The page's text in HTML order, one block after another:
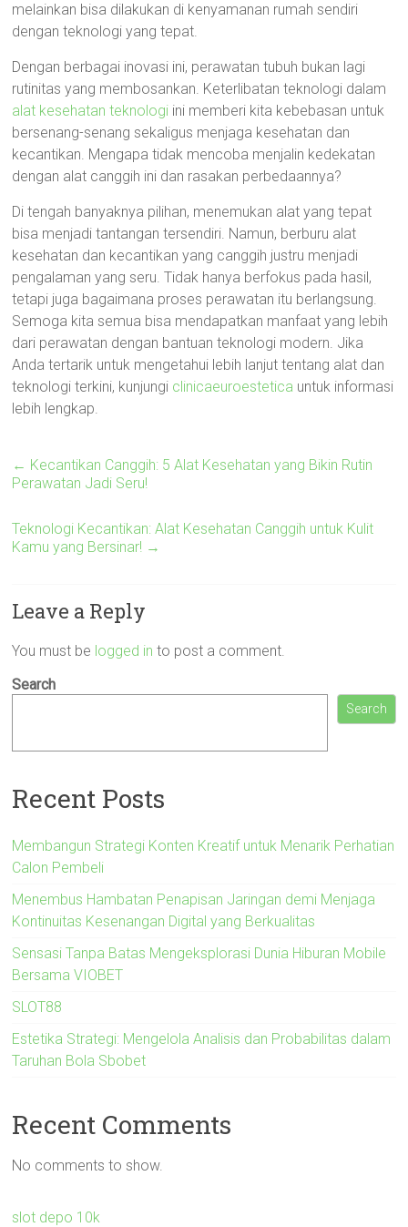
melainkan bisa dilakukan di kenyamanan rumah sendiri
dengan teknologi yang tepat.
Dengan berbagai inovasi ini, perawatan tubuh bukan lagi
rutinitas yang membosankan. Keterlibatan teknologi dalam
alat kesehatan teknologi ini memberi kita kebebasan untuk
bersenang-senang sekaligus menjaga kesehatan dan
kecantikan. Mengapa tidak mencoba menjalin kedekatan
dengan alat canggih ini dan rasakan perbedaannya?
Di tengah banyaknya pilihan, menemukan alat yang tepat
bisa menjadi tantangan tersendiri. Namun, berburu alat
kesehatan dan kecantikan yang canggih justru menjadi
pengalaman yang seru. Tidak hanya berfokus pada hasil,
tetapi juga bagaimana proses perawatan itu berlangsung.
Semoga kita semua bisa mendapatkan manfaat yang lebih
dari perawatan dengan bantuan teknologi modern. Jika
Anda tertarik untuk mengetahui lebih lanjut tentang alat dan
teknologi terkini, kunjungi clinicaeuroestetica untuk informasi
lebih lengkap.
← Kecantikan Canggih: 5 Alat Kesehatan yang Bikin Rutin
Perawatan Jadi Seru!
Teknologi Kecantikan: Alat Kesehatan Canggih untuk Kulit
Kamu yang Bersinar! →
Leave a Reply
You must be logged in to post a comment.
Search
Search
Recent Posts
Membangun Strategi Konten Kreatif untuk Menarik Perhatian
Calon Pembeli
Menembus Hambatan Penapisan Jaringan demi Menjaga
Kontinuitas Kesenangan Digital yang Berkualitas
Sensasi Tanpa Batas Mengeksplorasi Dunia Hiburan Mobile
Bersama VIOBET
SLOT88
Estetika Strategi: Mengelola Analisis dan Probabilitas dalam
Taruhan Bola Sbobet
Recent Comments
No comments to show.
slot depo 10k